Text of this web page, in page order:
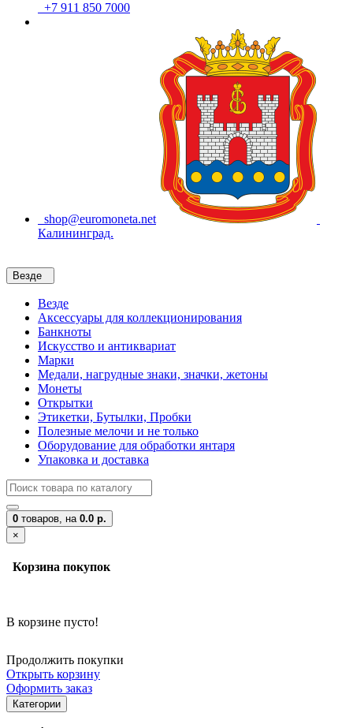
+7 911 850 7000
shop@euromoneta.net
Калининград.
Везде
Везде
Аксессуары для коллекционирования
Банкноты
Искусство и антиквариат
Марки
Медали, нагрудные знаки, значки, жетоны
Монеты
Открытки
Этикетки, Бутылки, Пробки
Полезные мелочи и не только
Оборудование для обработки янтаря
Упаковка и доставка
0 товаров, на 0.0 р.
×
Корзина покупок
В корзине пусто!
Продолжить покупки
Открыть корзину
Оформить заказ
Категории